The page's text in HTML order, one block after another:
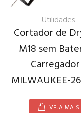
Utilidades
Cortador de
M18 sem
MILWAUKEE-
VEJA MAIS